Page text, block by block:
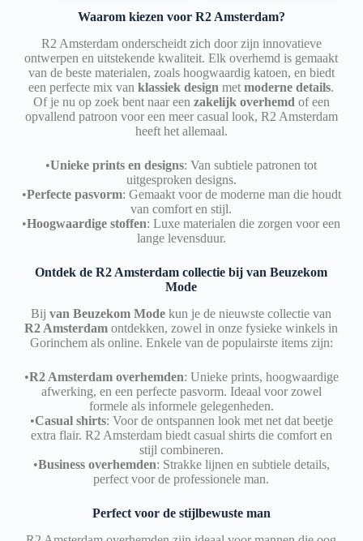
Waarom kiezen voor R2 Amsterdam?
R2 Amsterdam onderscheidt zich door zijn innovatieve
ontwerpen en uitstekende kwaliteit. Elk overhemd is gemaakt
van de beste materialen, zoals hoogwaardig katoen, en biedt
een perfecte mix vanklassiek design metmoderne details.
Of je nu op zoek bent naar een zakelijk overhemd of een
opvallend patroon voor een meer casual look, R2 Amsterdam
heeft het allemaal.
•Unieke prints en designs: Van subtiele patronen tot
uitgesproken designs.
•Perfecte pasvorm: Gemaakt voor de moderne man die houdt
van comfort en stijl.
•Hoogwaardige stoffen: Luxe materialen die zorgen voor een
lange levensduur.
Ontdek de R2 Amsterdam collectie bij van Beuzekom
Mode
Bijvan Beuzekom Mode kun je de nieuwste collectie van
R2 Amsterdam ontdekken, zowel in onze fysieke winkels in
Gorinchem als online. Enkele van de populairste items zijn:
•R2 Amsterdam overhemden: Unieke prints, hoogwaardige
afwerking, en een perfecte pasvorm. Ideaal voor zowel
formele als informele gelegenheden.
•Casual shirts: Voor de ontspannen look met net dat beetje
extra flair. R2 Amsterdam biedt casual shirts die comfort en
stijl combineren.
•Business overhemden: Strakke lijnen en subtiele details,
perfect voor de professionele man.
Perfect voor de stijlbewuste man